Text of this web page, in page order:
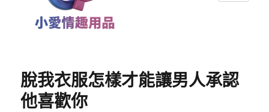
脫我衣服怎樣才能讓男人承認
他喜歡你